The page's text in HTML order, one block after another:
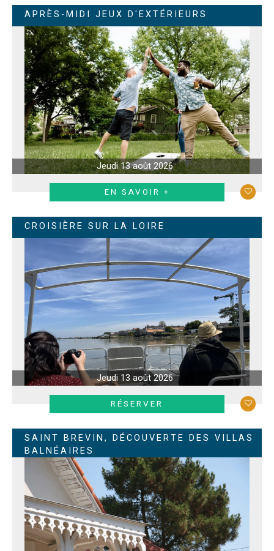
APRÈS-MIDI JEUX D'EXTÉRIEURS
Jeudi 13 août 2026
EN SAVOIR +
CROISIÈRE SUR LA LOIRE
Jeudi 13 août 2026
EN SAVOIR +
RÉSERVER
SAINT BREVIN, DÉCOUVERTE DES VILLAS
BALNÉAIRES